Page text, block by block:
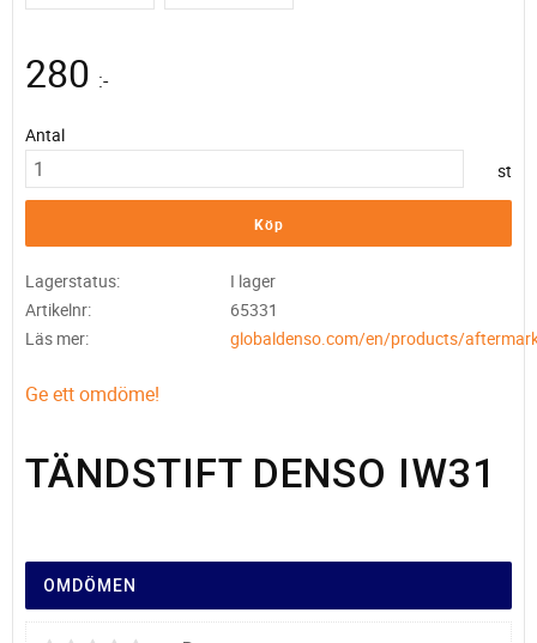
280 :-
Antal
st
Köp
Lagerstatus
I lager
Artikelnr
65331
Läs mer
globaldenso.com/en/products/
Ge ett omdöme!
TÄNDSTIFT DENSO IW31
OMDÖMEN